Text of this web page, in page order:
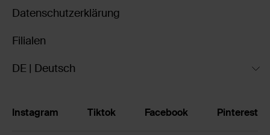
Datenschutzerklärung
Filialen
DE | Deutsch
Instagram Tiktok Facebook Pinterest